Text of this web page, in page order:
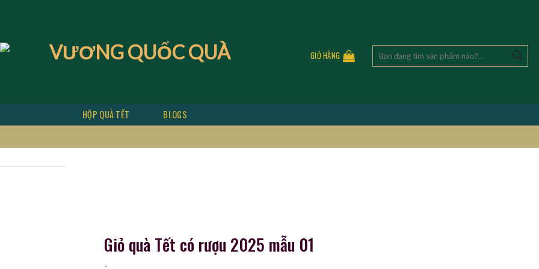
GIỎ HÀNG
kiếm:
HỘP QUÀ TẾT BLOGS
Giỏ quà Tết có rượu 2025 mẫu 01
-